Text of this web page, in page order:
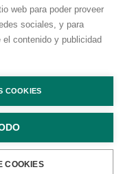
reserved Digital Marketing
web para poder proveer
sociales, y para
el contenido y publicidad
COOKIES
COOKIES